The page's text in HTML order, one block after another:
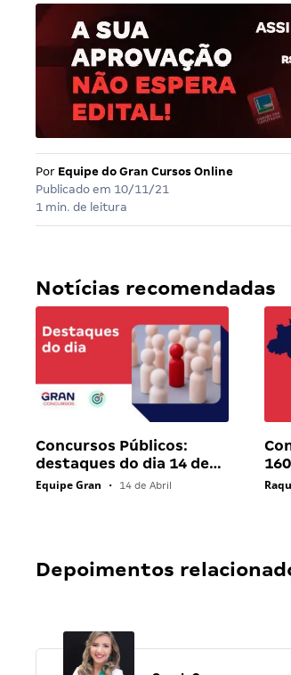
Por Equipe do Gran Cursos Online
Publicado em 10/11/21
1 min. de leitura
Notícias recomendadas
Concursos Públicos:
destaques do dia 14 de…
Equipe Gran • 14 de Abril
Depoimentos